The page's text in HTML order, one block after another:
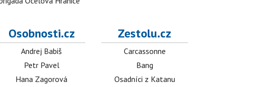
Osobnosti.cz
Andrej Babiš
Petr Pavel
Hana Zagorová
Zestolu.cz
Carcassonne
Bang
Osadníci z Katanu